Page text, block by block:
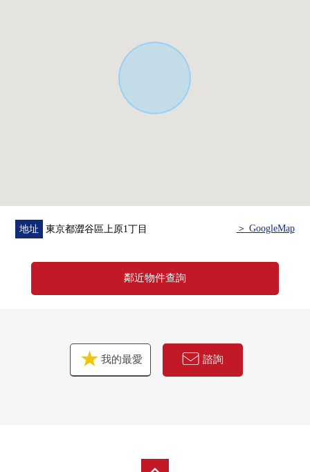
是把供供投資使用的事業使用的房地產的負責作為專業
地址 東京都澀谷區上原1丁目 ＞ GoogleMap
鄰近物件查詢
我的最愛 諮詢